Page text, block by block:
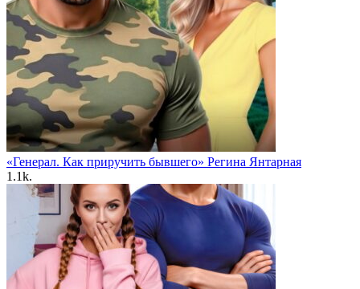
«Генерал. Как приручить бывшего» Регина Янтарная
1.1k.